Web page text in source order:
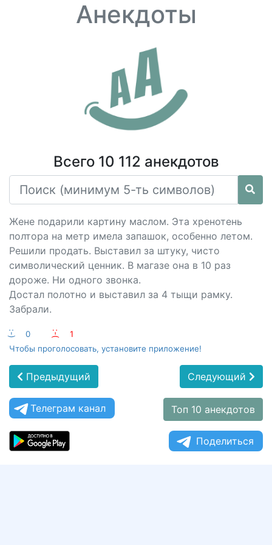
Анекдоты
Всего 10 112 анекдотов
Жене подарили картину маслом. Эта хренотень
полтора на метр имела запашок, особенно летом.
Решили продать. Выставил за штуку, чисто
символический ценник. В магазе она в 10 раз
дороже. Ни одного звонка.
Достал полотно и выставил за 4 тыщи рамку.
Забрали.
:-) 0 :-(
1
Чтобы проголосовать, установите приложение!
Предыдущий Следующий
Телеграм канал Топ 10 анекдотов
Поделиться